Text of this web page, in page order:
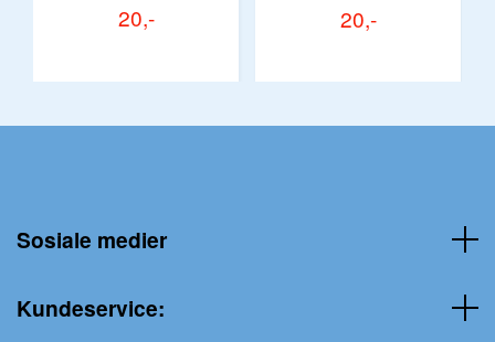
20,- 20,-
Sosiale medier
Kundeservice: